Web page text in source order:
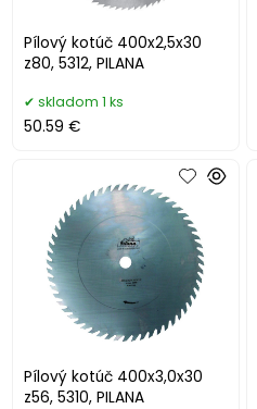
Pílový kotúč 400x2,5x30
z80, 5312, PILANA
skladom 1 ks
50.59 €
Pílový kotúč 400x3,0x30
z56, 5310, PILANA